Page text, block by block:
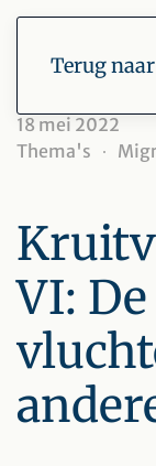
Terug
18 mei 2022
Thema's
VI: